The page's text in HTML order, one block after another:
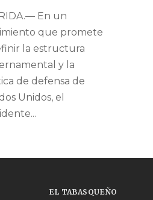
En un
que promete
la estructura
y la
de defensa de
Unidos, el
EL TABASQUEÑO